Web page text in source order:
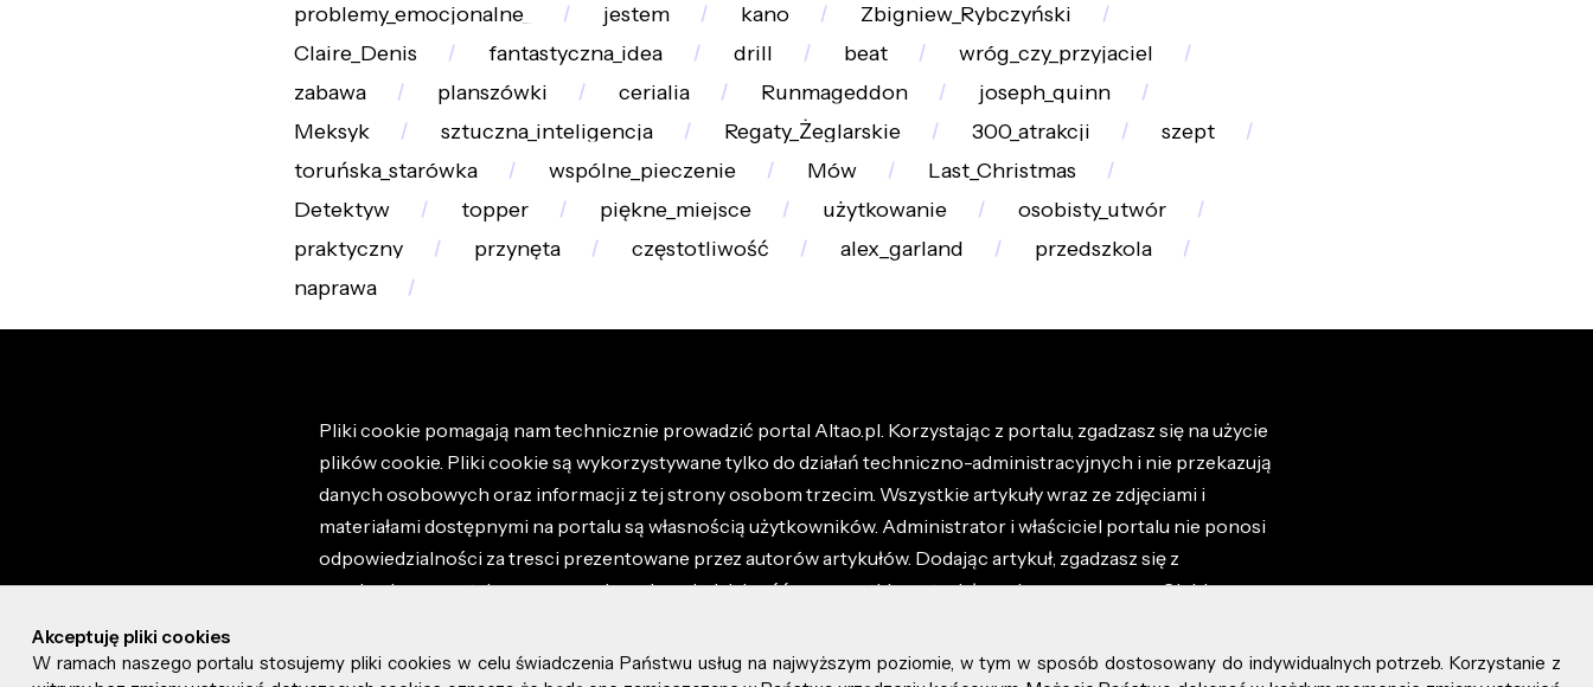
problemy_emocjonalne_
jestem kano
Zbigniew_Rybczyński
Claire_Denis
fantastyczna_idea drill beat
wróg_czy_przyjaciel
zabawa
planszówki cerialia Runmageddon
joseph_quinn
Meksyk
sztuczna_inteligencja Regaty_Żeglarskie 300_atrakcji
szept
toruńska_starówka
wspólne_pieczenie Mów
Last_Christmas
Detektyw
topper piękne_miejsce użytkowanie
osobisty_utwór
praktyczny
przynęta częstotliwość alex_garland
przedszkola
naprawa
Pliki cookie pomagają nam technicznie prowadzić portal Altao.pl. Korzystając z portalu, zgadzasz się na użycie
plików cookie. Pliki cookie są wykorzystywane tylko do działań techniczno-administracyjnych i nie przekazują
danych osobowych oraz informacji z tej strony osobom trzecim. Wszystkie artykuły wraz ze zdjęciami i
materiałami dostępnymi na portalu są własnością użytkowników. Administrator i właściciel portalu nie ponosi
odpowiedzialności za tresci prezentowane przez autorów artykułów. Dodając artykuł, zgadzasz się z
regulaminem portalu oraz ponosisz odpowiedzialność za wszystkie materiały umieszczone przez Ciebie na
Akceptuję pliki cookies
W ramach naszego portalu stosujemy pliki cookies w celu świadczenia Państwu usług na najwyższym poziomie, w tym w sposób dostosowany do indywidualnych potrzeb. Korzystanie z